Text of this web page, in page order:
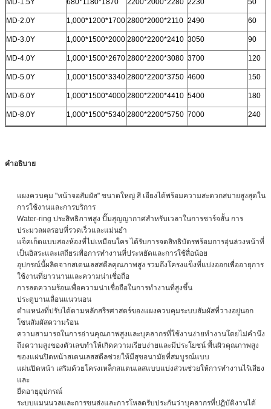
MD-1.5Y 680*1180*1870 2200*2000*2280 2230 50
MD-2.0Y 1,000*1200*1700 2800*2000*2110 2490 60
MD-3.0Y 1,000*1500*2000 2800*2200*2410 3050 90
MD-4.0Y 1,000*1500*2670 2800*2200*3080 3700 120
MD-5.0Y 1,000*1500*3340 2800*2200*3750 4600 150
MD-6.0Y 1,000*1500*4000 2800*2200*4410 5400 180
MD-8.0Y 1,000*1500*5340 2800*2200*5750 7000 240
คำอธิบาย
แผงควบคุม "หน้าจอสัมผัส" ขนาดใหญ่ สี เอียงได้พร้อมความสะดวกสบายสูงสุดใน
การใช้งานและการบริการ
Water-ring ประสิทธิภาพสูง ปั๊มสุญญากาศสำหรับเวลาในการชาร์จสั้น การ
ประมวลผลรอบที่รวดเร็วและแม่นยำ
แจ็คเก็ตแบบสองห้องที่ไม่เหมือนใคร ได้รับการจดสิทธิบัตรพร้อมการอุ่นล่วงหน้าที่
เป็นอิสระและเสถียรเพื่อการทำงานที่ประหยัดและการใช้สื่อน้อย
อุปกรณ์นี้ผลิตจากสเตนเลสสตีลคุณภาพสูง รวมถึงโครงแข็งที่แบ่งออกเพื่ออายุการ
ใช้งานที่ยาวนานและความน่าเชื่อถือ
การลดความร้อนเพื่อความน่าเชื่อถือในการทำงานที่สูงขึ้น
ประตูบานเลื่อนแนวนอน
ตำแหน่งที่ปรับได้ตามหลักสรีรศาสตร์ของแผงควบคุมระบบสัมผัสที่วางอยู่นอก
โซนสัมผัสความร้อน
ความสามารถในการอ่านคุณภาพสูงและบุคลากรที่ใช้งานง่ายทำงานโดยไม่คำนึง
ถึงความสูงของตัวเลขทำให้เกิดความเรียบง่ายและมีประโยชน์ พื้นผิวคุณภาพสูง
ของแผ่นปิดหน้าสเตนเลสสตีลช่วยให้มีสุขอนามัยที่สมบูรณ์แบบ
แผ่นปิดหน้า เสริมด้วยโครงเหล็กสแตนเลสแบบแบ่งส่วนช่วยให้การทำงานไร้เสียง
และ
ยืดอายุอุปกรณ์
ระบบแมนนวลและการขนส่งและการโหลดรับประกันว่าบุคลากรที่ปฏิบัติงานได้